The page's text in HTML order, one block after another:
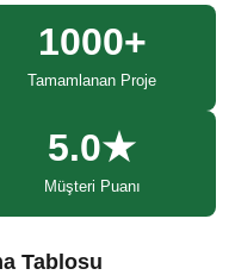
1000+
Tamamlanan Proje
5.0★
Müşteri Puanı
Tablosu